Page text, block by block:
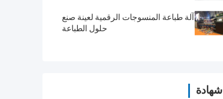
آلة طباعة المنسوجات الرقمية لعينة صنع
حلول الطباعة
شهادة